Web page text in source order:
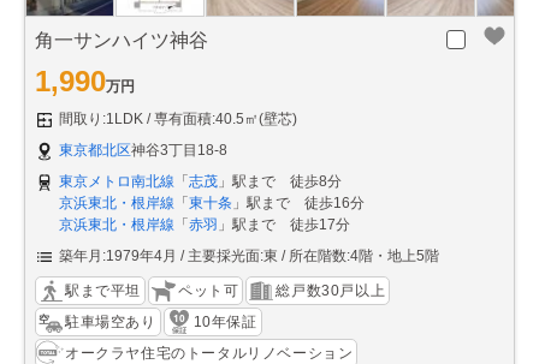
角一サンハイツ神谷
1,990万円
間取り:1LDK
専有面積:40.5㎡(壁芯)
東京都北区神谷3丁目18-8
東京メトロ南北線 「 志茂 」駅まで 徒歩8分
京浜東北・根岸線 「 東十条 」駅まで 徒歩16分
京浜東北・根岸線 「 赤羽 」駅まで 徒歩17分
築年月:1979年4月
主要採光面:東 所在階数:4階・地上5階
駅まで平坦 ペット可
総戸数30戸以上
駐車場空あり
10年保証
オークラヤ住宅のトータルリノベーション